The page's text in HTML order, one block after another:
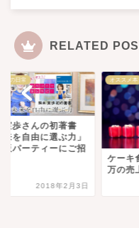
RELATED
うの日常
実歩さんの初著書
来を自由に選ぶ力」
版パーティーにご招
2018年2月3日
オススメ本
ケーキ
万の売